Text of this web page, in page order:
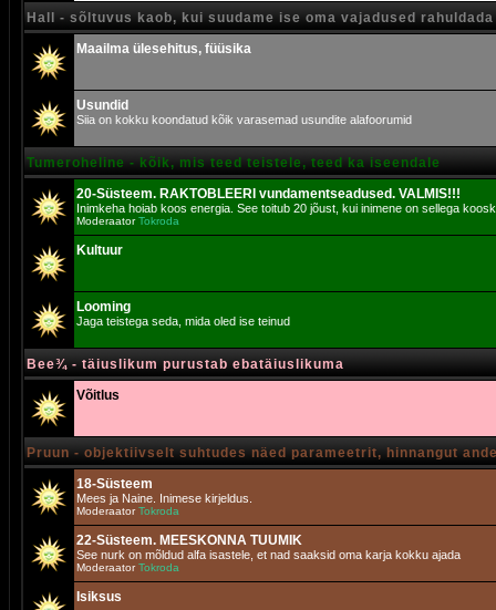
Hall - sõltuvus kaob, kui suudame ise oma vajadused rahuldada
Maailma ülesehitus, füüsika
Usundid
Siia on kokku koondatud kõik varasemad usundite alafoorumid
Tumeroheline - kõik, mis teed teistele, teed ka iseendale
20-Süsteem. RAKTOBLEERI vundamentseadused. VALMIS!!!
Inimkeha hoiab koos energia. See toitub 20 jõust, kui inimene on sellega
ModeraatorTokroda
Kultuur
Looming
Jaga teistega seda, mida oled ise teinud
Bee¾ - täiuslikum purustab ebatäiuslikuma
Võitlus
Pruun - objektiivselt suhtudes näed parameetrit, hinnangut
18-Süsteem
Mees ja Naine. Inimese kirjeldus.
ModeraatorTokroda
22-Süsteem. MEESKONNA TUUMIK
See nurk on mõldud alfa isastele, et nad saaksid oma karja kokku ajada
ModeraatorTokroda
Isiksus